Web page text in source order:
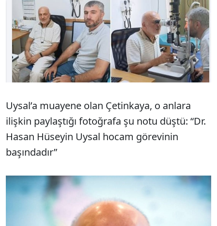
Uysal’a muayene olan Çetinkaya, o anlara
ilişkin paylaştığı fotoğrafa şu notu düştü: “Dr.
Hasan Hüseyin Uysal hocam görevinin
başındadır”